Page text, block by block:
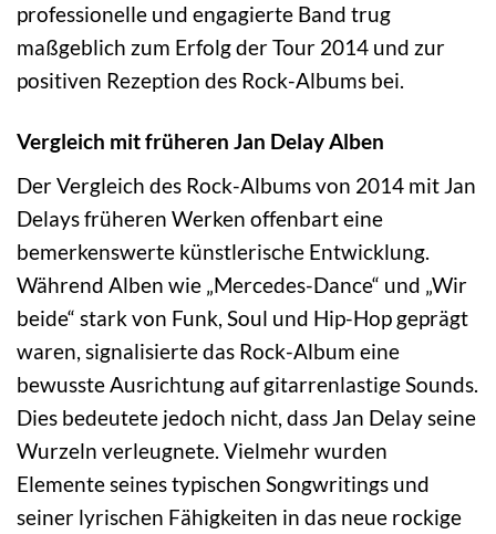
professionelle und engagierte Band trug
maßgeblich zum Erfolg der Tour 2014 und zur
positiven Rezeption des Rock-Albums bei.
Vergleich mit früheren Jan Delay Alben
Der Vergleich des Rock-Albums von 2014 mit Jan
Delays früheren Werken offenbart eine
bemerkenswerte künstlerische Entwicklung.
Während Alben wie „Mercedes-Dance“ und „Wir
beide“ stark von Funk, Soul und Hip-Hop geprägt
waren, signalisierte das Rock-Album eine
bewusste Ausrichtung auf gitarrenlastige Sounds.
Dies bedeutete jedoch nicht, dass Jan Delay seine
Wurzeln verleugnete. Vielmehr wurden
Elemente seines typischen Songwritings und
seiner lyrischen Fähigkeiten in das neue rockige